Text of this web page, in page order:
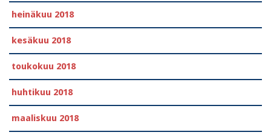
heinäkuu 2018
kesäkuu 2018
toukokuu 2018
huhtikuu 2018
maaliskuu 2018